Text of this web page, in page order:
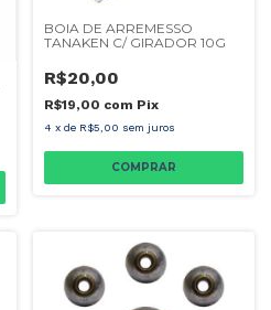
BOIA DE ARREMESSO
TANAKEN C/ GIRADOR 10G
R$20,00
R$19,00 com Pix
4 x de R$5,00 sem juros